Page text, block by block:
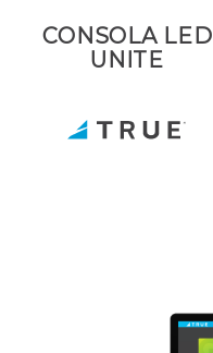
CONSOLA LED
UNITE